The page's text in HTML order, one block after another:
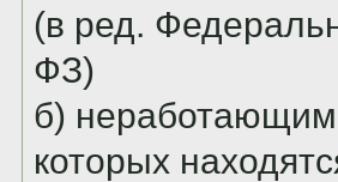
(в ред.
ФЗ)
б)
которых